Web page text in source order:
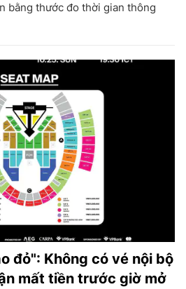
bằng thước đo thời gian thông
đỏ": Không có vé nội bộ
mất tiền trước giờ mở